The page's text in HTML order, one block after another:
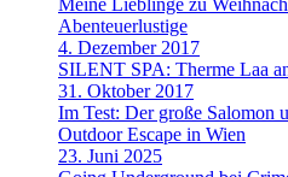
Meine Lieblinge zu
Abenteuerlustige
4. Dezember 2017
SILENT SPA: Therme Laa
31. Oktober 2017
Im Test: Der große Salomon
Outdoor Escape in Wien
23. Juni 2025